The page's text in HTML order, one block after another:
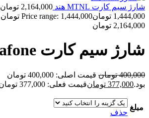
شارژ سیم کارت MTNL هند 2,164,000 تومان
1,444,000 تومان
2,164,000 تومان
شارژ سیم کارت Vodafone هند
400,000 تومان
قیمت اصلی: 400,000 تومان
بود.377,000 تومانقیمت فعلی: 377,000 تومان.
مبلغ
حذف